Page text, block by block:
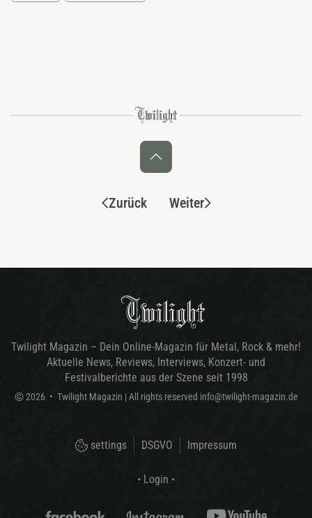
Zurück Weiter
Twilight Magazin – Dein Online-Magazin für Metal, Rock & mehr!
Aktuelle News, Reviews, Interviews, Konzert- und
Festivalberichte aus der Szene seit 1998
© 2026 • Twilight Magazin | All rights reserved info@twilight-magazin.de
settings DSGVO Impressum
• Login •